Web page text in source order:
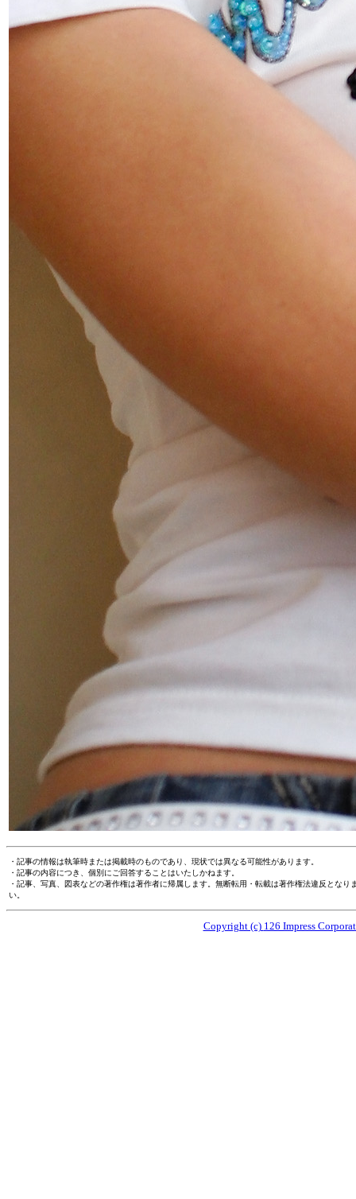
・記事の情報は執筆時または掲載時のものであり、現状では異なる可能性があります。
・記事の内容につき、個別にご回答することはいたしかねます。
・記事、写真、図表などの著作権は著作者に帰属します。無断転用・転載は著作権法違反とな
い。
Copyright (c) 126 Impress